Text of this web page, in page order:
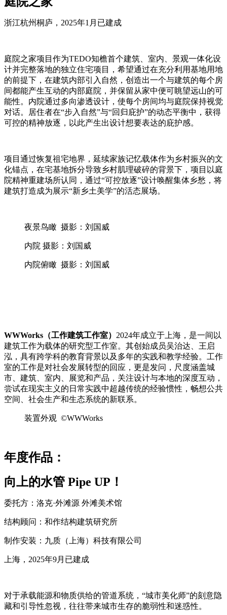
浙江杭州桐庐，2025年1月已建成
庭院之家项目作为TEDO知檐首个建筑、室内、景观一体化设
计并完整落地的独立住宅项目，希望通过在充分利用基地用地
的前提下，在建筑内部引入自然，创造出一个与建筑的每个房
间都能产生互动的内部庭院，并保留从家中便可眺望远山的可
能性。内院通过多向渗透设计，使每个房间均与庭院保持视觉
对话。居住者在“步入自然”与“回归庇护”的动态平衡中，获得
可控的精神放逐，以此产生出设计想要表达的庇护感。
项目通过恢复祖宅地界，延续家族记忆载体作为乡村振兴的文
化锚点，在宅基地拆分导致乡村肌理破碎的背景下，项目以庭
院精神重建场所认同，通过“可控放逐”设计唤醒集体乡愁，将
建筑打造成为展示“新乡土美学”的活态展场。
夜景鸟瞰 摄影：刘国威
内院 摄影：刘国威
内院俯瞰 摄影：刘国威
WWWorks（工作建筑工作室） 2024年成立于上海，是一间以
建筑工作为载体的研究型工作室。其创始成员吴治达、王启
泓，具有跨学科的教育背景以及多年的实践和教学经验。工作
室的工作是对社会发展转型的回应，更是发问，尺度涵盖城
市、建筑、室内、展览和产品，关注设计与本地的深度互动，
尝试在现实主义的日常实践中超越传统的经验惯性，畅想公共
空间、社会生产和生态系统的新联系。
装置外观 ©WWWorks
年度作品：
向上的水管 Pipe UP！
委托方：洛克·外滩源 外滩美术馆
结构顾问：和作结构建筑研究所
制作安装：九质（上海）科技有限公司
上海，2025年9月已建成
对于承载能源和物质供给的管道系统，“城市美化师”的刻意隐
藏和引导性忽视，往往带来城市生存的脆弱性和迷惑性。